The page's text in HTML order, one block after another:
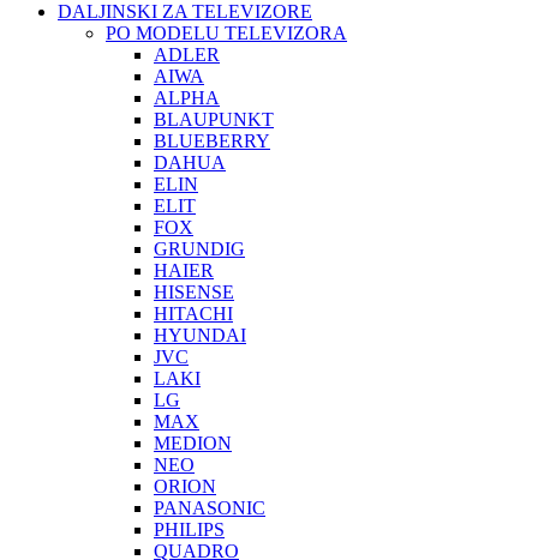
DALJINSKI ZA TELEVIZORE
PO MODELU TELEVIZORA
ADLER
AIWA
ALPHA
BLAUPUNKT
BLUEBERRY
DAHUA
ELIN
ELIT
FOX
GRUNDIG
HAIER
HISENSE
HITACHI
HYUNDAI
JVC
LAKI
LG
MAX
MEDION
NEO
ORION
PANASONIC
PHILIPS
QUADRO